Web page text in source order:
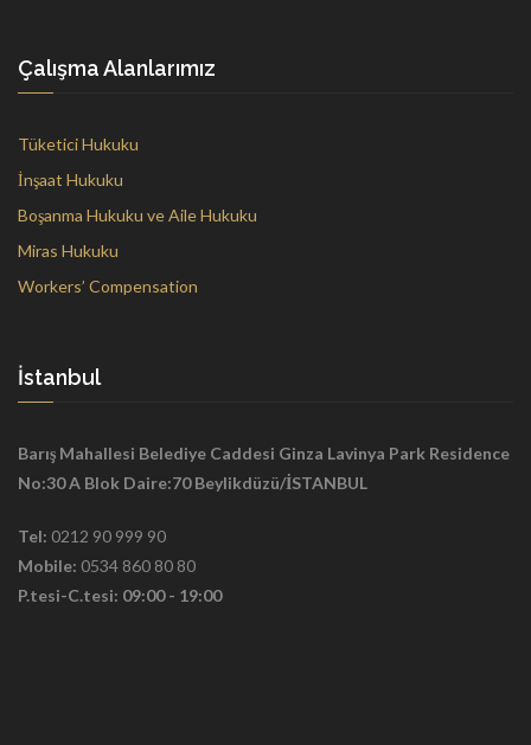
Çalışma Alanlarımız
Tüketici Hukuku
İnşaat Hukuku
Boşanma Hukuku ve Aile Hukuku
Miras Hukuku
Workers’ Compensation
İstanbul
Barış Mahallesi Belediye Caddesi Ginza Lavinya Park Residence
No:30 A Blok Daire:70 Beylikdüzü/İSTANBUL
Tel: 0212 90 999 90
Mobile: 0534 860 80 80
P.tesi-C.tesi: 09:00 - 19:00